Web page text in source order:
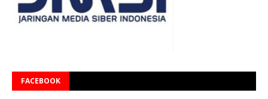
FACEBOOK